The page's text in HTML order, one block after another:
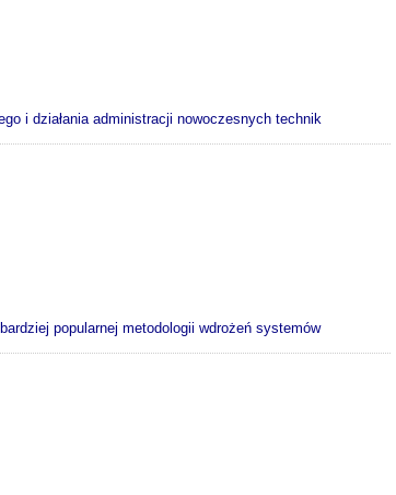
i działania administracji nowoczesnych technik
popularnej metodologii wdrożeń systemów